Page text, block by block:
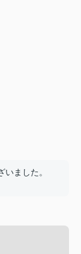
ました。